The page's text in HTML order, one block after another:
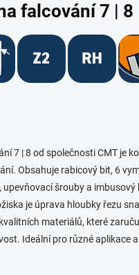
falcování 7 | 8
7 | 8 od společnosti CMT je
Obsahuje rabicový bit, 6
upevňovací šrouby a imbusový
je úprava hloubky řezu
materiálů, které
Ideální pro různé aplikace